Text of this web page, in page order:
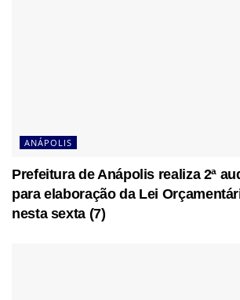
ANÁPOLIS
Prefeitura de Anápolis realiza 2ª
para elaboração da Lei
nesta sexta (7)